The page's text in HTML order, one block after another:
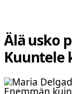
Älä usko
Kuuntele